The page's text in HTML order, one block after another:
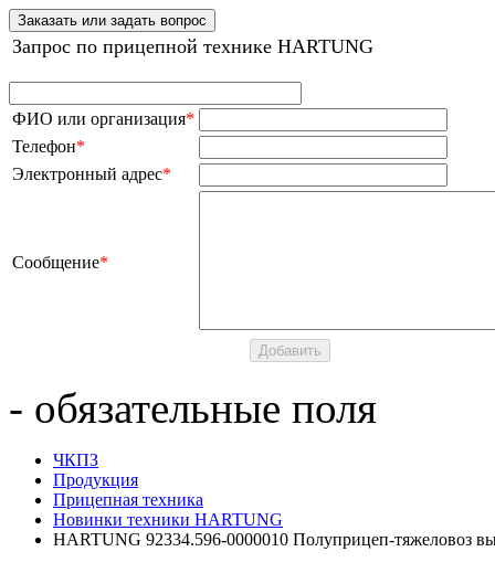
Заказать или задать вопрос
Запрос по прицепной технике HARTUNG
ФИО или организация*
Телефон*
Электронный адрес*
Сообщение*
- обязательные поля
ЧКПЗ
Продукция
Прицепная техника
Новинки техники HARTUNG
HARTUNG 92334.596-0000010 Полуприцеп-тяжеловоз